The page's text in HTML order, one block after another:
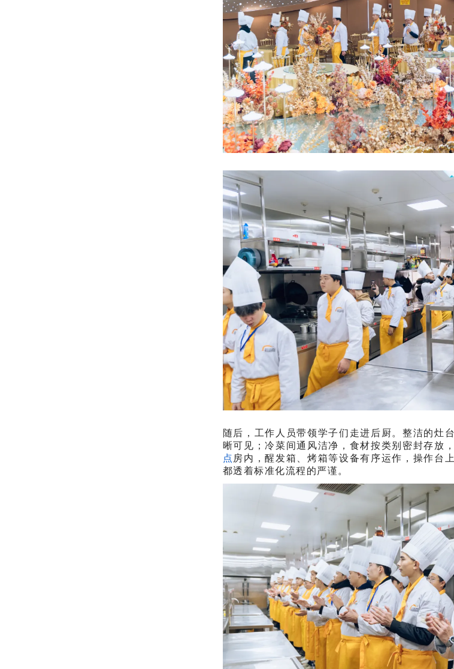
随后，工作人员带领学子们走进后厨。整洁的灶
晰可见；冷菜间通风洁净，食材按类别密封存放
点 房内，醒发箱、烤箱等设备有序运作，操作台
都透着标准化流程的严谨。